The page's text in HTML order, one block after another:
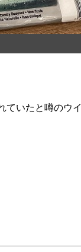
ていたと噂のウイ